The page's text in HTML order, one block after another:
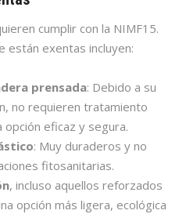
cumplir con la NIMF15.
están exentas incluyen:
prensada: Debido a su
no requieren tratamiento
opción eficaz y segura.
: Muy duraderos y no
fitosanitarias.
, incluso aquellos reforzados
opción más ligera, ecológica